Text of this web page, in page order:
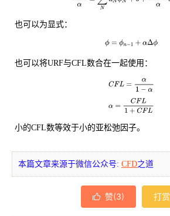
也可以为显式：
也可以将URF与CFL数合在一起使用：
小的CFL数等效于小的亚松弛因子。
本篇文章来源于微信公众号: CFD之道
 赞(3) 打赏